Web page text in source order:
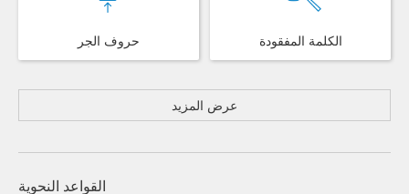
حروف الجر الكلمة المفقودة
عرض المزيد
القواعد النحوية